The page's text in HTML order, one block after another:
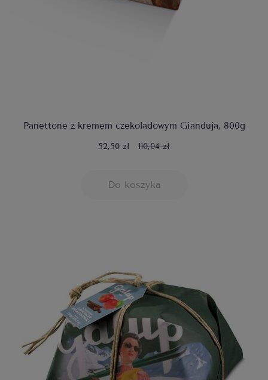
Panettone z kremem czekoladowym Gianduja, 800g
52,50 zł 110,04 zł
Do koszyka